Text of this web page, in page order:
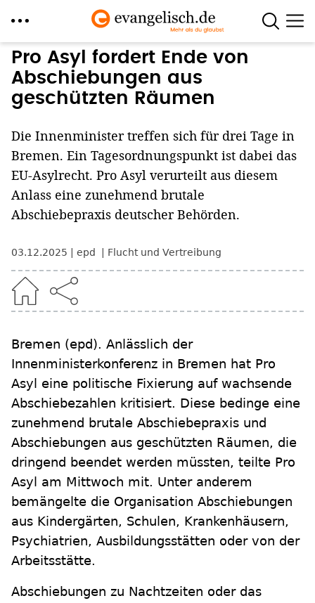
Direkt
zum
Inhalt
Pro Asyl fordert Ende von
Abschiebungen aus
geschützten Räumen
Die Innenminister treffen sich für drei Tage in
Bremen. Ein Tagesordnungspunkt ist dabei das
EU-Asylrecht. Pro Asyl verurteilt aus diesem
Anlass eine zunehmend brutale
Abschiebepraxis deutscher Behörden.
03.12.2025 epd Flucht und Vertreibung
Bremen (epd). Anlässlich der
Innenministerkonferenz in Bremen hat Pro
Asyl eine politische Fixierung auf wachsende
Abschiebezahlen kritisiert. Diese bedinge eine
zunehmend brutale Abschiebepraxis und
Abschiebungen aus geschützten Räumen, die
dringend beendet werden müssten, teilte Pro
Asyl am Mittwoch mit. Unter anderem
bemängelte die Organisation Abschiebungen
aus Kindergärten, Schulen, Krankenhäusern,
Psychiatrien, Ausbildungsstätten oder von der
Arbeitsstätte.
Abschiebungen zu Nachtzeiten oder das